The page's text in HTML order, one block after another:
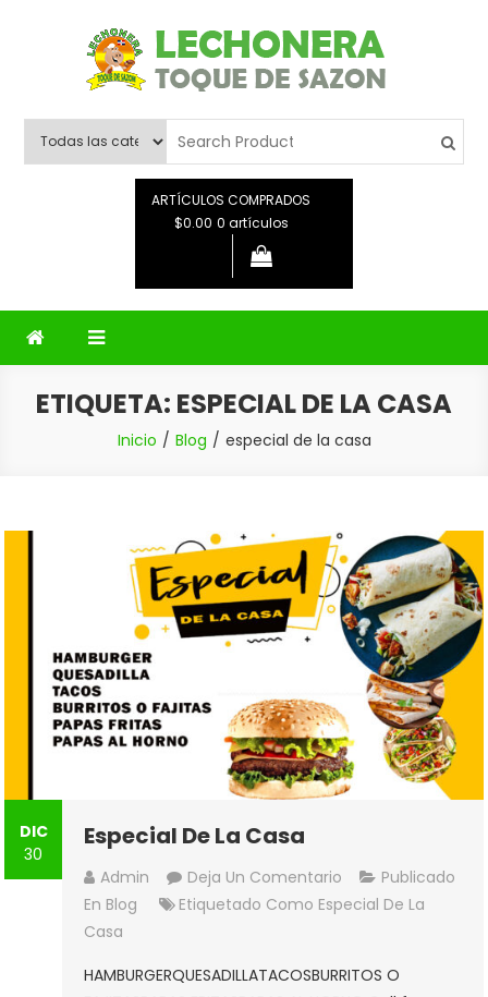
Lechonera Toque De Sazon
ARTÍCULOS COMPRADOS
$0.00 0 artículos
ETIQUETA: ESPECIAL DE LA CASA
Inicio Blog especial de la casa
DIC
30
Especial De La Casa
Admin Deja Un Comentario
Especial
Casa
Publicado
En Blog Etiquetado Como Especial De La
Casa
HAMBURGERQUESADILLATACOSBURRITOS O